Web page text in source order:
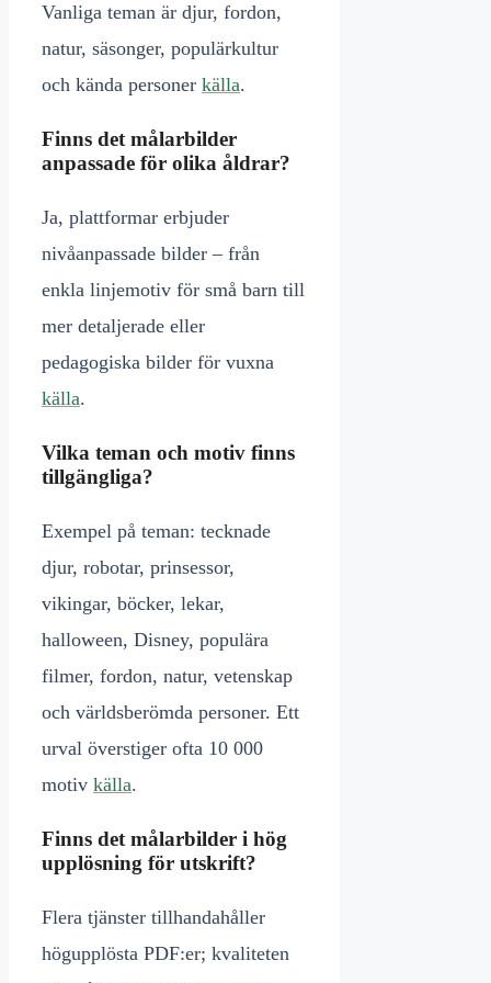
Vanliga teman är djur, fordon,
natur, säsonger, populärkultur
och kända personer källa.
Finns det målarbilder
anpassade för olika åldrar?
Ja, plattformar erbjuder
nivåanpassade bilder – från
enkla linjemotiv för små barn till
mer detaljerade eller
pedagogiska bilder för vuxna
källa.
Vilka teman och motiv finns
tillgängliga?
Exempel på teman: tecknade
djur, robotar, prinsessor,
vikingar, böcker, lekar,
halloween, Disney, populära
filmer, fordon, natur, vetenskap
och världsberömda personer. Ett
urval överstiger ofta 10 000
motiv källa.
Finns det målarbilder i hög
upplösning för utskrift?
Flera tjänster tillhandahåller
högupplösta PDF:er; kvaliteten